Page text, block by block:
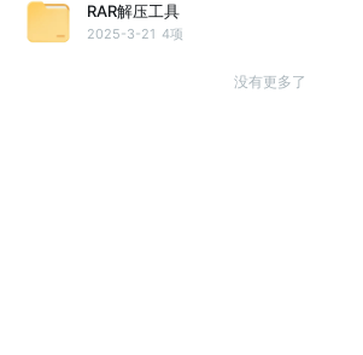
RAR解压工具
2025-3-21 4项
没有更多了